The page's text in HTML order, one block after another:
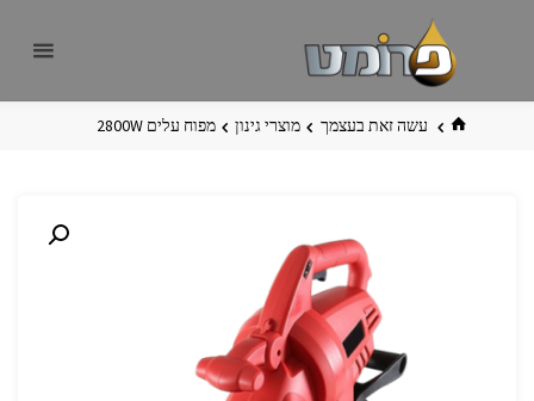
בית עשה זאת בעצמך מוצרי גינון מפוח עלים 2800W